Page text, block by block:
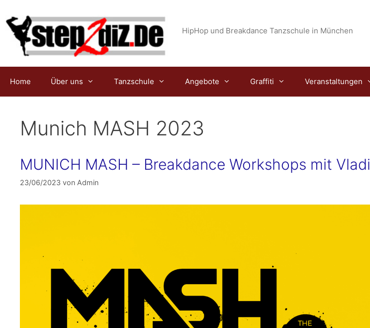
Inhalt
springen
HipHop und Breakdance Tanzschule in München
Home Über uns Tanzschule Angebote Graffiti Veranstaltungen
Munich MASH 2023
MUNICH MASH – Breakdance Workshops mit Vladi
23/06/2023 von Admin